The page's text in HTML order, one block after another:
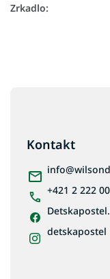
Zrkadlo:
Kontakt
info@
+421 2 222
detskapostel